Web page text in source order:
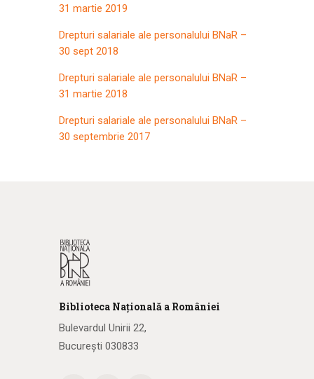
31 martie 2019
Drepturi salariale ale personalului BNaR –
30 sept 2018
Drepturi salariale ale personalului BNaR –
31 martie 2018
Drepturi salariale ale personalului BNaR –
30 septembrie 2017
Biblioteca Națională a României
Bulevardul Unirii 22,
București 030833